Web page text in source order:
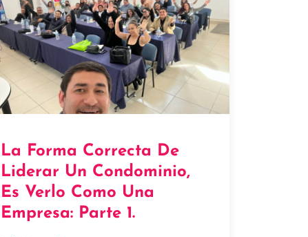
La Forma Correcta De
Liderar Un Condominio,
Es Verlo Como Una
Empresa: Parte 1.